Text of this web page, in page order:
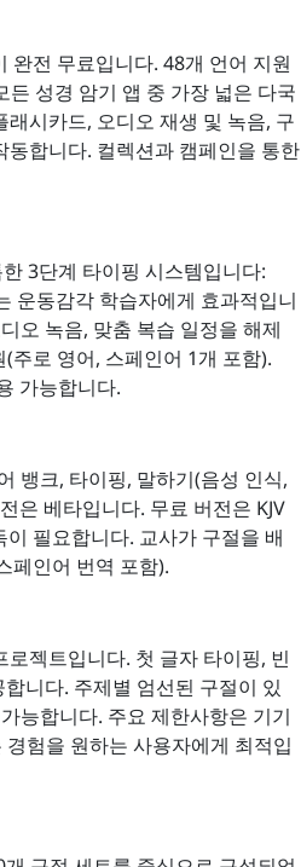
전 무료입니다. 48개 언어 지원
성경 암기 앱 중 가장 넓은 다국
시카드, 오디오 재생 및 녹음, 구
합니다. 컬렉션과 캠페인을 통한
3단계 타이핑 시스템입니다:
동감각 학습자에게 효과적입니
오 녹음, 맞춤 복습 일정을 해제
주로 영어, 스페인어 1개 포함).
가능합니다.
뱅크, 타이핑, 말하기(음성 인식,
은 베타입니다. 무료 버전은 KJV
필요합니다. 교사가 구절을 배
페인어 번역 포함).
젝트입니다. 첫 글자 타이핑, 빈
니다. 주제별 엄선된 구절이 있
능합니다. 주요 제한사항은 기기
험을 원하는 사용자에게 최적입